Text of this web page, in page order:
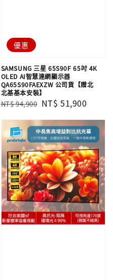
優惠
SAMSUNG 三星 65S90F 65吋 4K
OLED AI智慧連網顯示器
QA65S90FAEXZW 公司貨【贈北
北基基本安裝】
Regular
NT$ 94,900 Sale
NT$ 51,900